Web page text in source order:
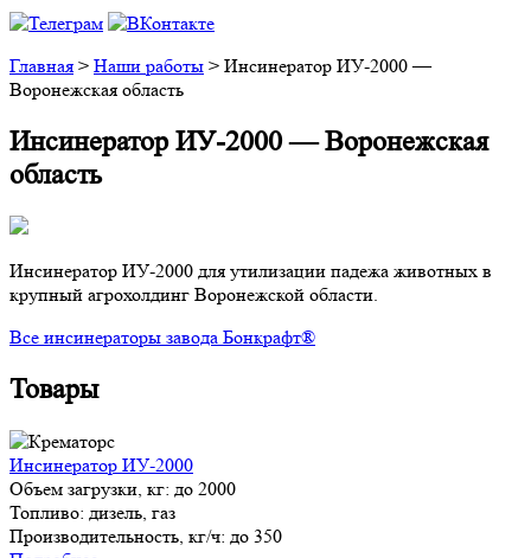
Главная > Наши работы > Инсинератор ИУ-2000 —
Воронежская область
Инсинератор ИУ-2000 — Воронежская
область
Инсинератор ИУ-2000 для утилизации падежа животных в
крупный агрохолдинг Воронежской области.
Все инсинераторы завода Бонкрафт®
Товары
Инсинератор ИУ-2000
Объем загрузки, кг: до 2000
Топливо: дизель, газ
Производительность, кг/ч: до 350